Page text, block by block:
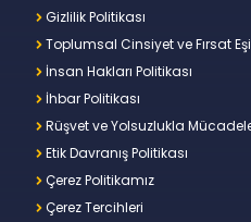
Gizlilik Politikası
Toplumsal Cinsiyet ve Fırsat
İnsan Hakları Politikası
İhbar Politikası
Rüşvet ve Yolsuzlukla
Etik Davranış Politikası
Çerez Politikamız
Çerez Tercihleri